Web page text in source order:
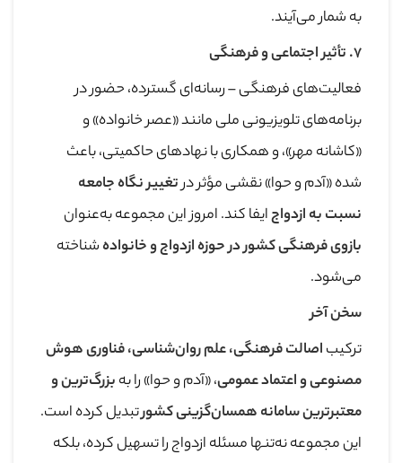
به شمار می‌آیند.
۷.تأثیر اجتماعی و فرهنگی
فعالیت‌های فرهنگی – رسانه‌ای گسترده، حضور در
برنامه‌های تلویزیونی ملی مانند «عصر خانواده» و
«کاشانه مهر»، و همکاری با نهادهای حاکمیتی، باعث
شده «آدم و حوا» نقشی مؤثر درتغییر نگاه جامعه
نسبت به ازدواجایفا کند. امروز این مجموعه به‌عنوان
بازوی فرهنگی کشور در حوزه ازدواج و خانوادهشناخته
می‌شود.
سخن آخر
ترکیباصالت فرهنگی، علم روان‌شناسی، فناوری هوش
مصنوعی و اعتماد عمومی، «آدم و حوا» را بهبزرگ‌ترین و
معتبرترین سامانه همسان‌گزینی کشورتبدیل کرده است.
این مجموعه نه‌تنها مسئله ازدواج را تسهیل کرده، بلکه